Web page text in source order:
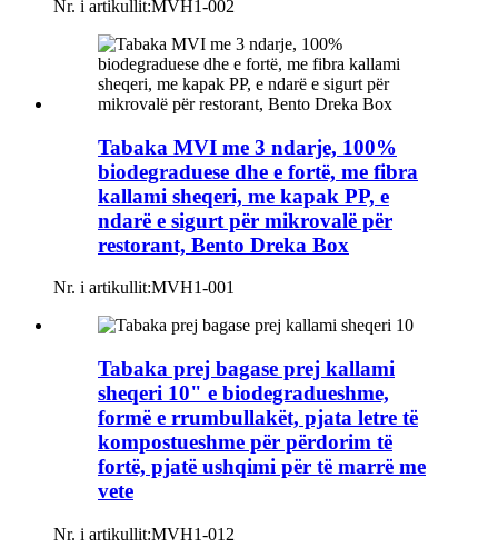
Nr. i artikullit:MVH1-002
Tabaka MVI me 3 ndarje, 100%
biodegraduese dhe e fortë, me fibra
kallami sheqeri, me kapak PP, e
ndarë e sigurt për mikrovalë për
restorant, Bento Dreka Box
Nr. i artikullit:MVH1-001
Tabaka prej bagase prej kallami
sheqeri 10" e biodegradueshme,
formë e rrumbullakët, pjata letre të
kompostueshme për përdorim të
fortë, pjatë ushqimi për të marrë me
vete
Nr. i artikullit:MVH1-012